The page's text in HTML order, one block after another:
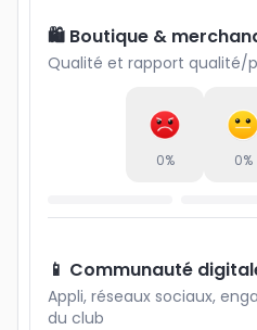
🛍️ Boutique &
Qualité et rapport qualité/
0% 0%
📱 Communauté
Appli, réseaux sociaux,
du club